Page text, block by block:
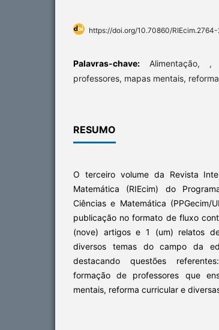
https://doi.org/10.70860/
Palavras-chave: Alimentação,
professores, mapas mentais,
RESUMO
O terceiro volume da Revista
Matemática (RIEcim) do
Ciências e Matemática (PPGecim/
publicação no formato de fluxo
(nove) artigos e 1 (um) relatos
diversos temas do campo da
destacando questões
formação de professores que
mentais, reforma curricular e